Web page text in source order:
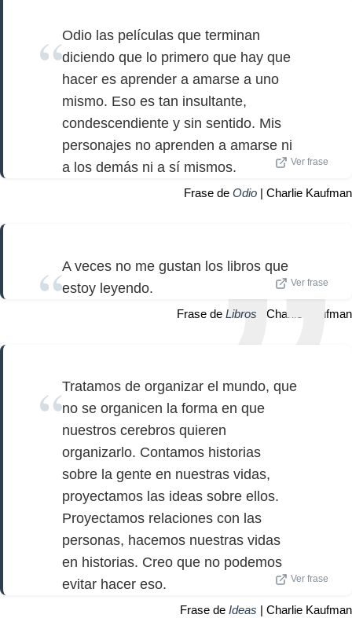
Odio las películas que terminan
diciendo que lo primero que hay que
hacer es aprender a amarse a uno
mismo. Eso es tan insultante,
condescendiente y sin sentido. Mis
personajes no aprenden a amarse ni
a los demás ni a sí mismos.
Ver frase
Frase de Odio | Charlie Kaufman
A veces no me gustan los libros que
estoy leyendo.
Ver frase
Frase de Libros | Charlie Kaufman
Tratamos de organizar el mundo, que
no se organicen la forma en que
nuestros cerebros quieren
organizarlo. Contamos historias
sobre la gente en nuestras vidas,
proyectamos las ideas sobre ellos.
Proyectamos relaciones con las
personas, hacemos nuestras vidas
en historias. Creo que no podemos
evitar hacer eso.
Ver frase
Frase de Ideas | Charlie Kaufman